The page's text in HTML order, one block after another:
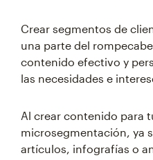
Crear segmentos de
una parte del
contenido efectivo y
las necesidades e
Al crear contenido para
microsegmentación, ya
artículos, infografías o